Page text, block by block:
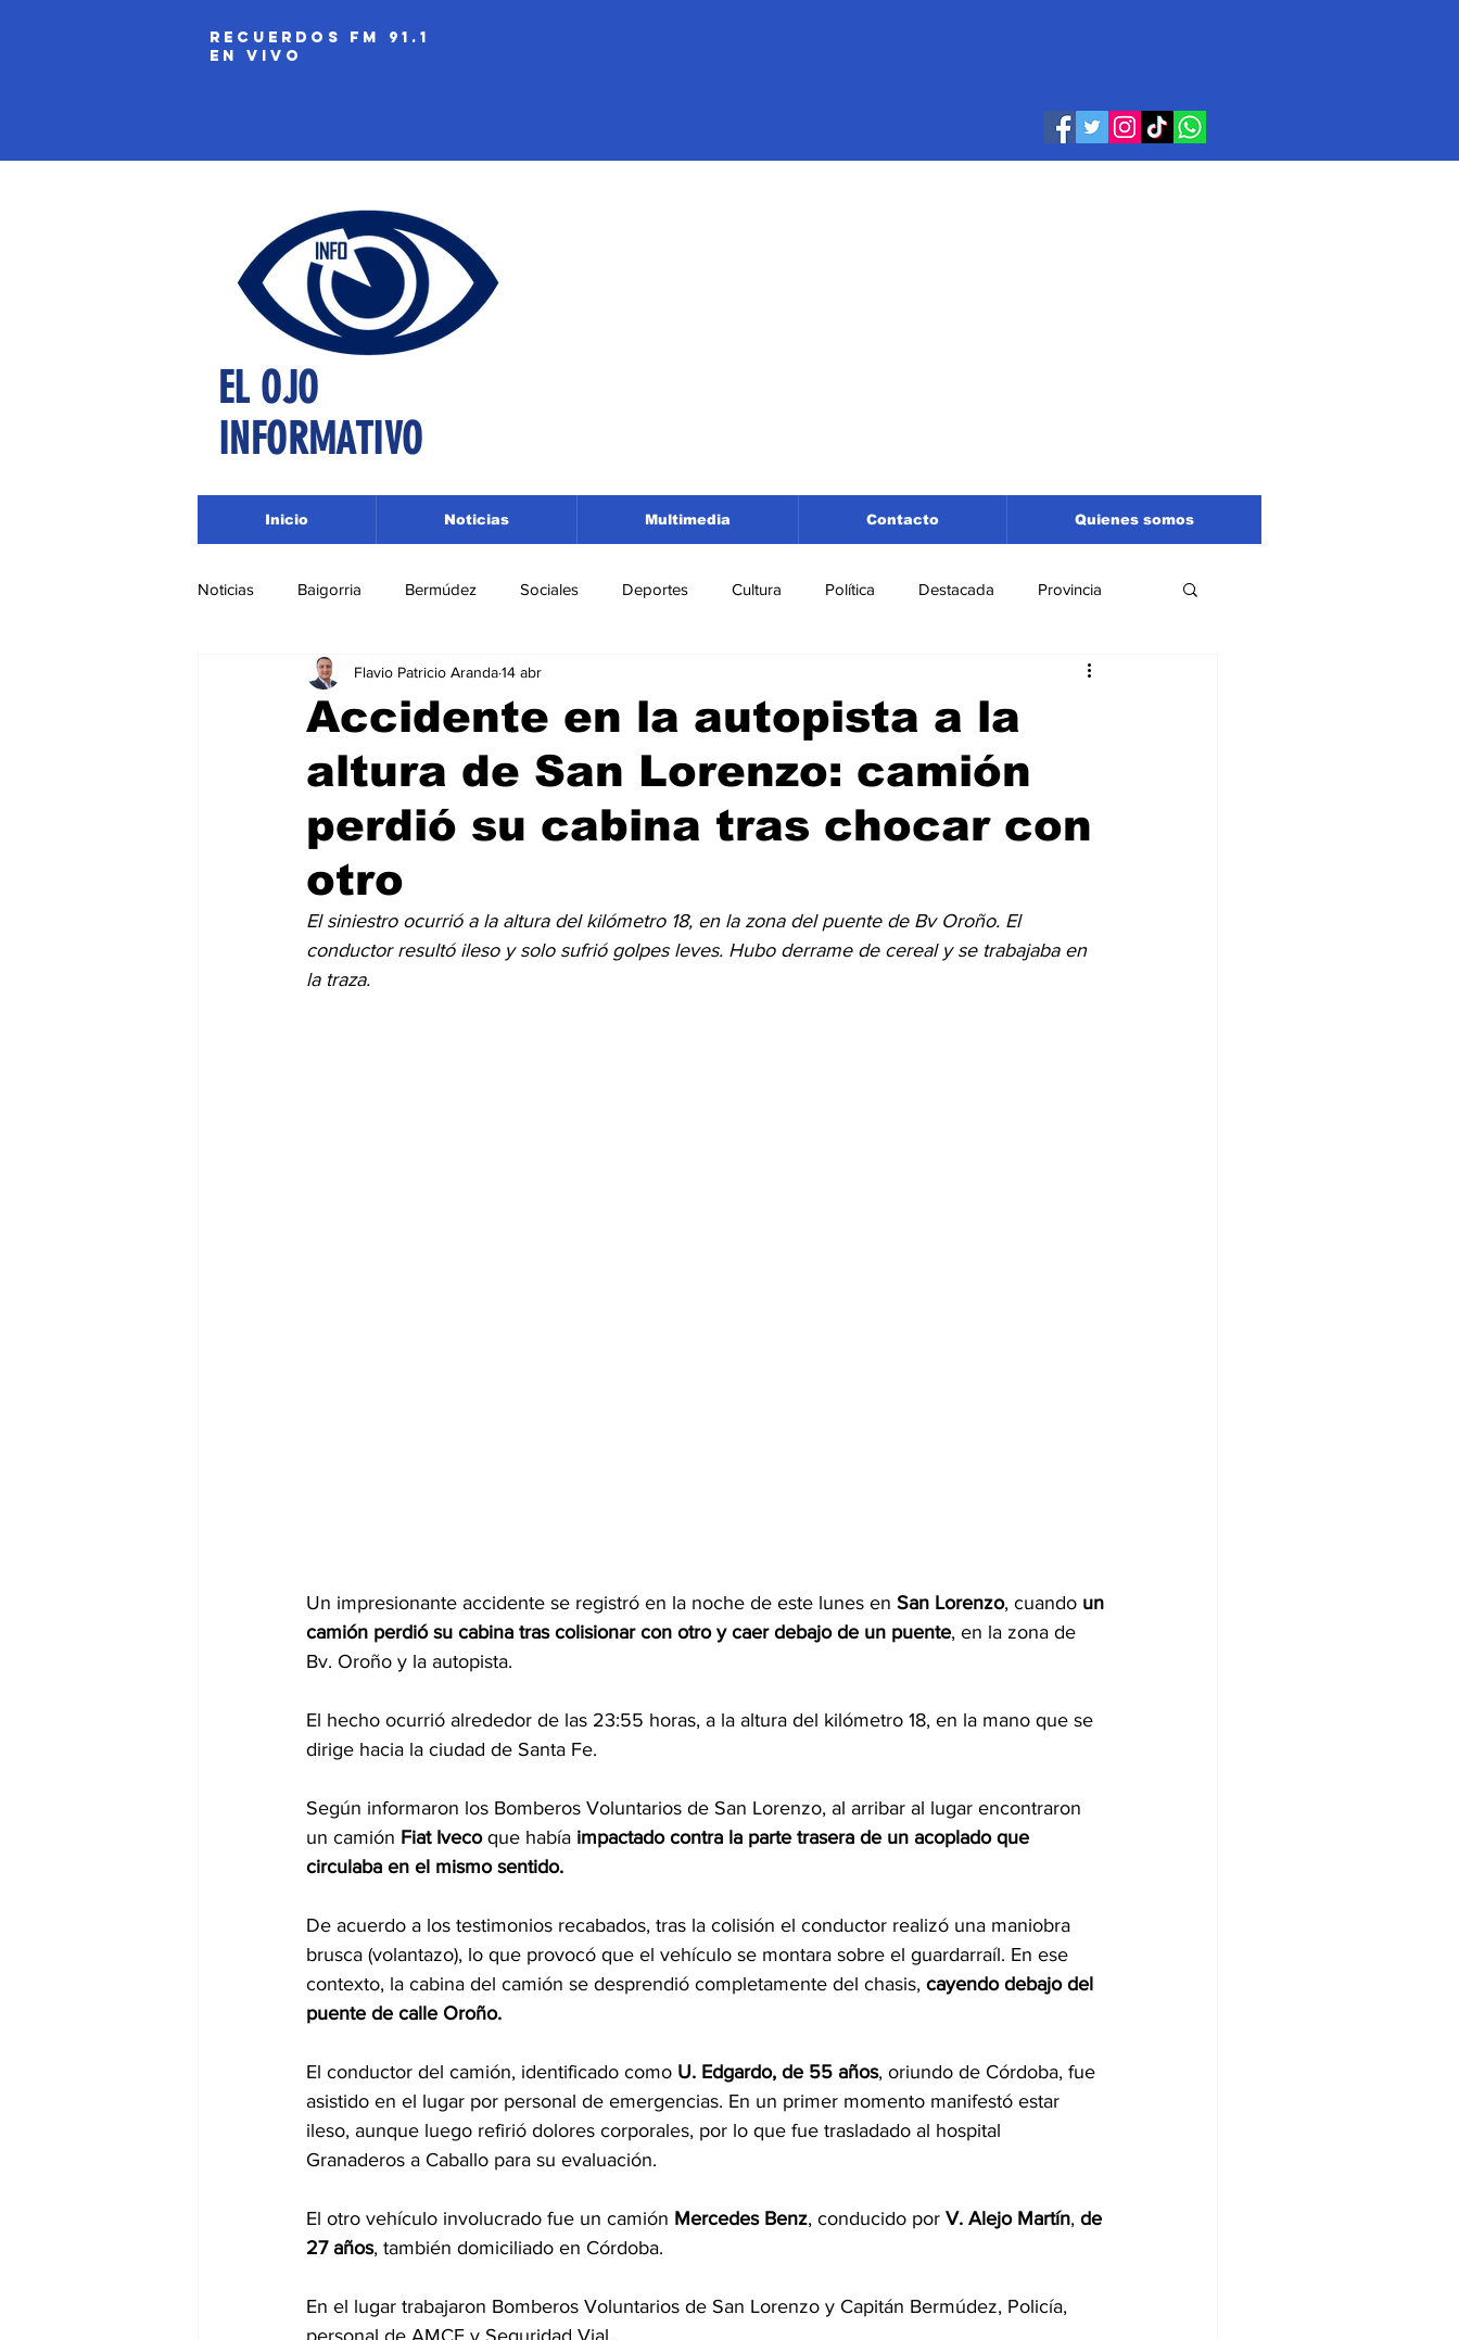
recuerdos fm 91.1
EN VIVO
EL OJO
INFORMATIVO
Inicio Noticias Multimedia Contacto Quienes somos
Noticias Baigorria Bermúdez Sociales Deportes Cultura Política Destacada Provincia
Nacionales Beltrán San Lorenzo Santa Fe
Roldán Departamento San Lorenzo Pujato Turismo Economía Liga Sanlorencina
Accidente en la autopista a la
altura de San Lorenzo: camión
perdió su cabina tras chocar con
otro
Flavio Patricio Aranda14 abr
El siniestro ocurrió a la altura del kilómetro 18, en la zona del puente de Bv Oroño. El
conductor resultó ileso y solo sufrió golpes leves. Hubo derrame de cereal y se trabajaba en
la traza.
Un impresionante accidente se registró en la noche de este lunes en San Lorenzo, cuando un
camión perdió su cabina tras colisionar con otro y caer debajo de un puente, en la zona de
Bv. Oroño y la autopista.
El hecho ocurrió alrededor de las 23:55 horas, a la altura del kilómetro 18, en la mano que se
dirige hacia la ciudad de Santa Fe.
Según informaron los Bomberos Voluntarios de San Lorenzo, al arribar al lugar encontraron
un camión Fiat Iveco que había impactado contra la parte trasera de un acoplado que
circulaba en el mismo sentido.
De acuerdo a los testimonios recabados, tras la colisión el conductor realizó una maniobra
brusca (volantazo), lo que provocó que el vehículo se montara sobre el guardarraíl. En ese
contexto, la cabina del camión se desprendió completamente del chasis, cayendo debajo del
puente de calle Oroño.
El conductor del camión, identificado como U. Edgardo, de 55 años, oriundo de Córdoba, fue
asistido en el lugar por personal de emergencias. En un primer momento manifestó estar
ileso, aunque luego refirió dolores corporales, por lo que fue trasladado al hospital
Granaderos a Caballo para su evaluación.
El otro vehículo involucrado fue un camión Mercedes Benz, conducido por V. Alejo Martín, de
27 años, también domiciliado en Córdoba.
En el lugar trabajaron Bomberos Voluntarios de San Lorenzo y Capitán Bermúdez, Policía,